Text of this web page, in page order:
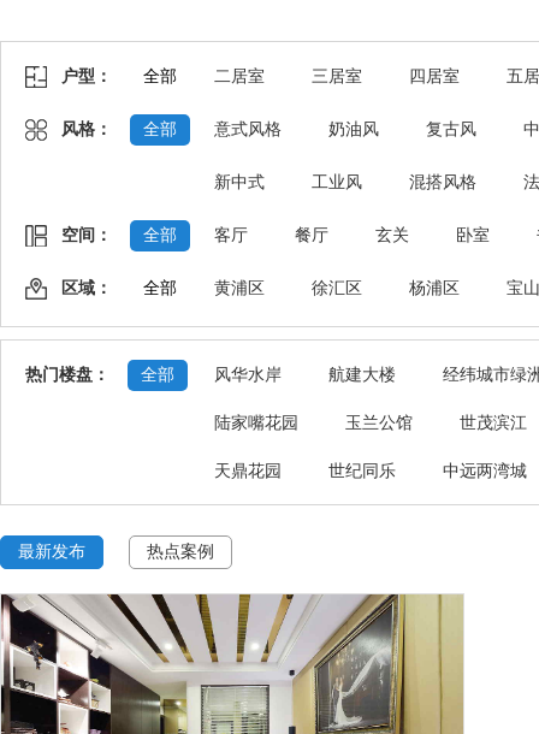
户型： 全部 二居室 三居室 四居室 五
风格： 全部 意式风格 奶油风 复古风
新中式 工业风 混搭风格
空间： 全部 客厅 餐厅 玄关 卧室
区域： 全部 黄浦区 徐汇区 杨浦区 宝
热门楼盘： 全部 风华水岸 航建大楼 经纬城市绿
陆家嘴花园 玉兰公馆 世茂滨江
天鼎花园 世纪同乐 中远两湾城
最新发布 热点案例